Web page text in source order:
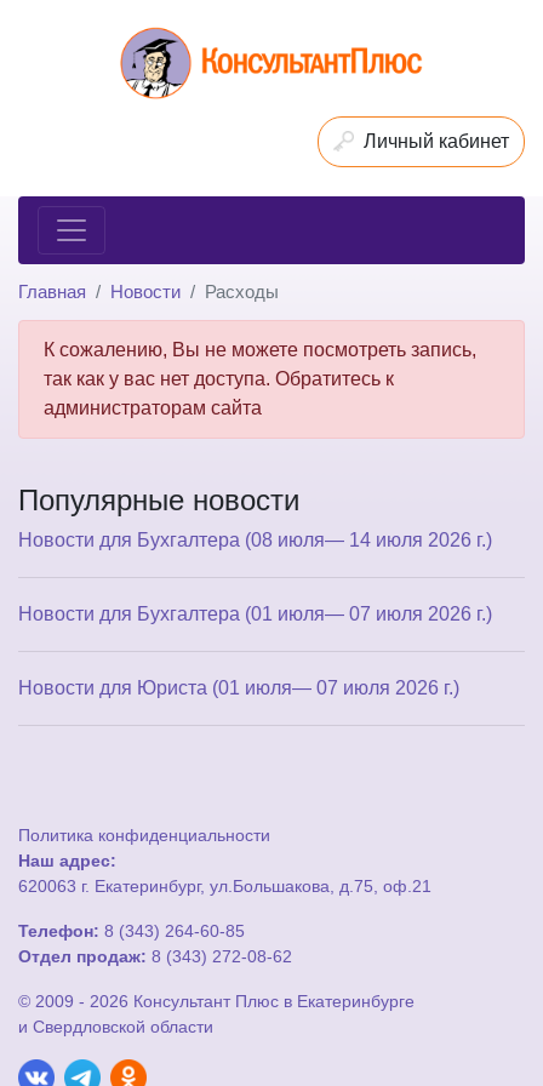
Личный кабинет
Главная Новости Расходы
К сожалению, Вы не можете посмотреть запись,
так как у вас нет доступа. Обратитесь к
администраторам сайта
Популярные новости
Новости для Бухгалтера (08 июля— 14 июля 2026 г.)
Новости для Бухгалтера (01 июля— 07 июля 2026 г.)
Новости для Юриста (01 июля— 07 июля 2026 г.)
Политика конфиденциальности
Наш адрес:
620063 г. Екатеринбург, ул.Большакова, д.75, оф.21
Телефон: 8 (343) 264-60-85
Отдел продаж: 8 (343) 272-08-62
© 2009 - 2026 Консультант Плюс в Екатеринбурге
и Свердловской области